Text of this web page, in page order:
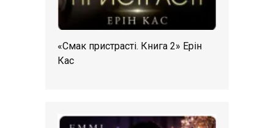
«Смак пристрасті. Книга 2» Ерін
Кас